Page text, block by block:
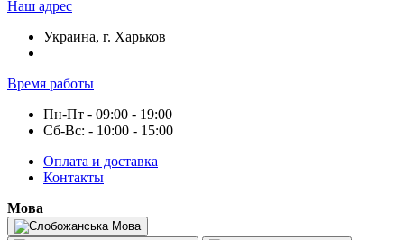
Наш адрес
Украина, г. Харьков
Время работы
Пн-Пт - 09:00 - 19:00
Сб-Вс: - 10:00 - 15:00
Оплата и доставка
Контакты
Мова
Мова